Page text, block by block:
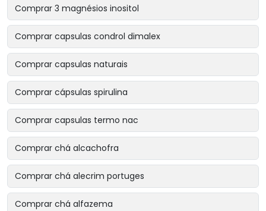
Comprar 3 magnésios inositol
Comprar capsulas condrol dimalex
Comprar capsulas naturais
Comprar cápsulas spirulina
Comprar capsulas termo nac
Comprar chá alcachofra
Comprar chá alecrim portuges
Comprar chá alfazema